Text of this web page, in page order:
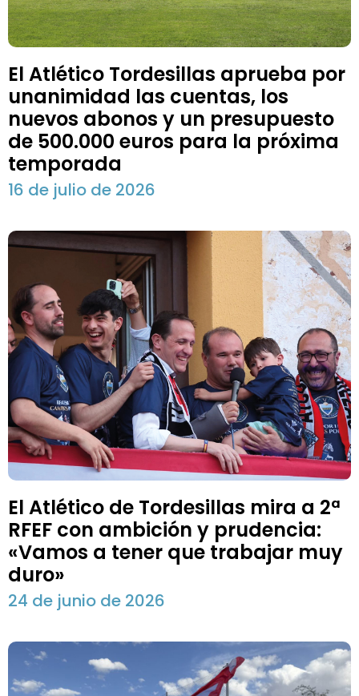
El Atlético Tordesillas aprueba por
unanimidad las cuentas, los
nuevos abonos y un presupuesto
de 500.000 euros para la próxima
temporada
16 de julio de 2026
El Atlético de Tordesillas mira a 2ª
RFEF con ambición y prudencia:
«Vamos a tener que trabajar muy
duro»
24 de junio de 2026